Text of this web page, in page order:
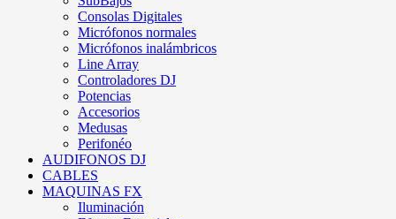
Consolas Digitales
Micrófonos normales
Micrófonos inalámbricos
Line Array
Controladores DJ
Potencias
Accesorios
Medusas
Perifonéo
AUDIFONOS DJ
CABLES
MAQUINAS FX
Iluminación